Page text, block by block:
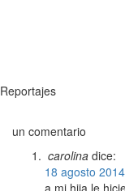
Reportajes
un comentario
carolina dice:
18 agosto
a mi hija le